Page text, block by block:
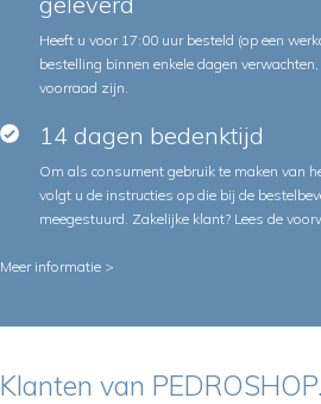
Heeft u voor 17:00 uur besteld (op een
bestelling binnen enkele dagen
voorraad zijn.
14 dagen bedenktijd
Om als consument gebruik te maken van
volgt u de instructies op die bij de
meegestuurd. Zakelijke klant? Lees de
Meer informatie >
Klanten van